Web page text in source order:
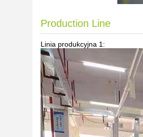
Production Line
Linia produkcyjna 1: